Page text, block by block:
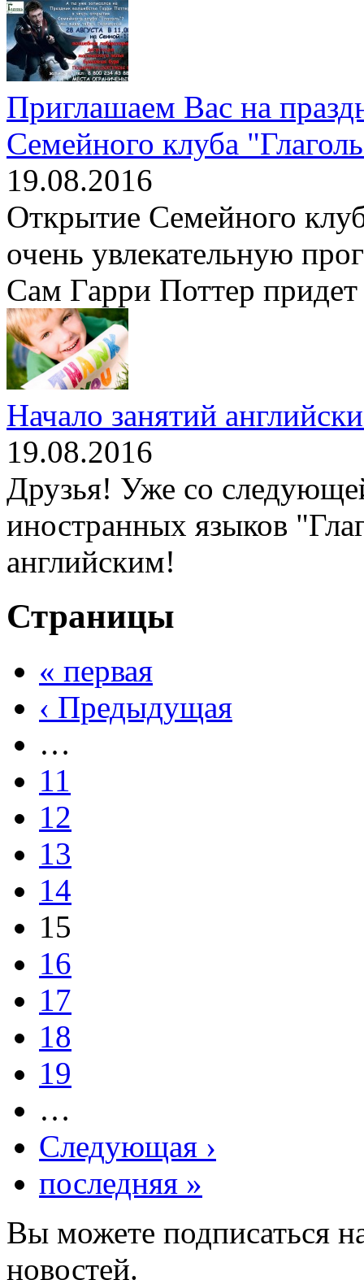
Приглашаем Вас на
Семейного клуба
19.08.2016
Открытие Семейного
очень увлекательную
Сам Гарри Поттер придет
Начало занятий
19.08.2016
Друзья! Уже со
иностранных языков
английским!
Страницы
« первая
‹ Предыдущая
…
11
12
13
14
15
16
17
18
19
…
Следующая ›
последняя »
Вы можете подписаться
новостей.